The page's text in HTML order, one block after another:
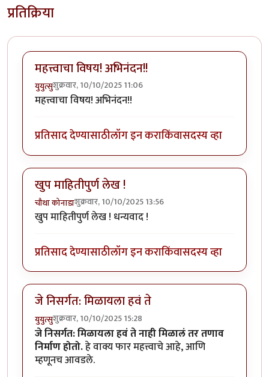
प्रतिक्रिया
महत्त्वाचा विषय! अभिनंदन!!
युयुत्सुशुक्रवार, 10/10/2025 11:06
महत्त्वाचा विषय! अभिनंदन!!
प्रतिसाद देण्यासाठीलॉग इन कराकिंवासदस्य व्हा
खुप माहितीपुर्ण लेख !
चौथा कोनाडाशुक्रवार, 10/10/2025 13:56
खुप माहितीपुर्ण लेख ! धन्यवाद !
प्रतिसाद देण्यासाठीलॉग इन कराकिंवासदस्य व्हा
जे निसर्गत: मिळायला हवं ते
युयुत्सुशुक्रवार, 10/10/2025 15:28
जे निसर्गत: मिळायला हवं ते नाही मिळालं तर तणाव
निर्माण होतो.हे वाक्य फार महत्त्वाचे आहे, आणि
म्हणूनच आवडले.